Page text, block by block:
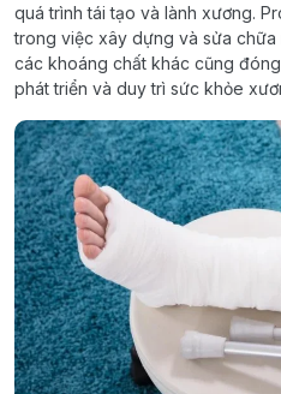
quá trình tái tạo và lành xương.
trong việc xây dựng và sửa
các khoáng chất khác cũng
phát triển và duy trì sức khỏe